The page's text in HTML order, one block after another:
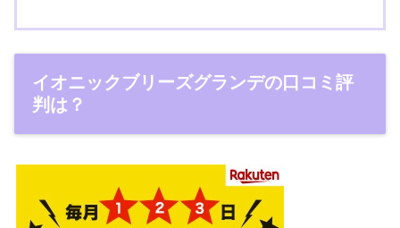
イオニックブリーズグランデの口コミ評
判は？